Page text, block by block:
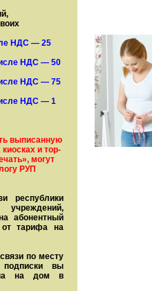
НДС — 25
НДС — 50
НДС — 75
НДС — 1
вы­писанную
и тор­
могут
РУП
рес­пуб­лики
абонентный
от тарифа на
по месту
вы
на дом в